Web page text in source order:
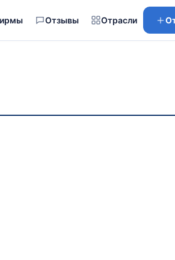
Отзывы Отрасли